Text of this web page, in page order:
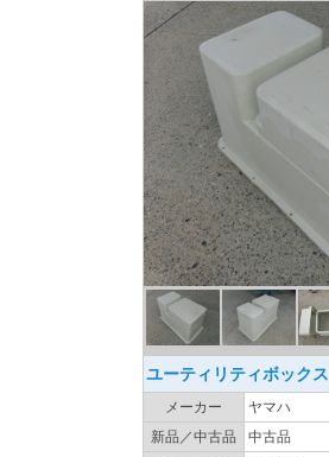
ユーティリティボックス
メーカー
ヤマハ
新品／中古品
中古品